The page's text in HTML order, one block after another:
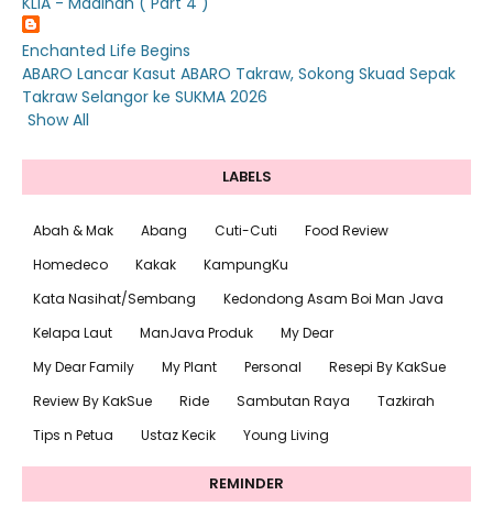
Enchanted Life Begins
ABARO Lancar Kasut ABARO Takraw, Sokong Skuad Sepak
Takraw Selangor ke SUKMA 2026
Show All
LABELS
Abah & Mak Abang Cuti-Cuti
Food Review
Homedeco
Kakak
KampungKu
Kata Nasihat/Sembang
Kedondong Asam Boi Man Java
Kelapa Laut
ManJava Produk
My Dear
My Dear Family
My Plant Personal
Resepi By KakSue
Review By KakSue
Ride Sambutan Raya
Tazkirah
Tips n Petua
Ustaz Kecik Young Living
REMINDER